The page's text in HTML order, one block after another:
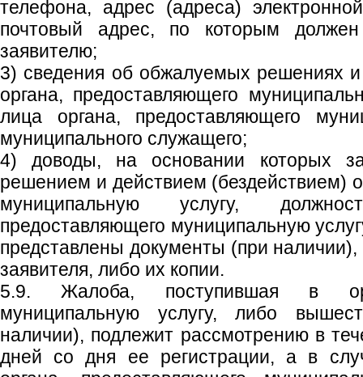
телефона, адрес (адреса)
почтовый адрес, по которым
заявителю;
3) сведения об обжалуемых решениях и
органа, предоставляющего
лица органа, предоставляющего
муниципального служащего;
4) доводы, на основании которых
решением и действием (бездействием)
муниципальную услугу,
предоставляющего муниципальную
представлены документы (при
заявителя, либо их копии.
5.9. Жалоба, поступившая в
муниципальную услугу, либо
наличии), подлежит рассмотрению в
дней со дня ее регистрации, а в